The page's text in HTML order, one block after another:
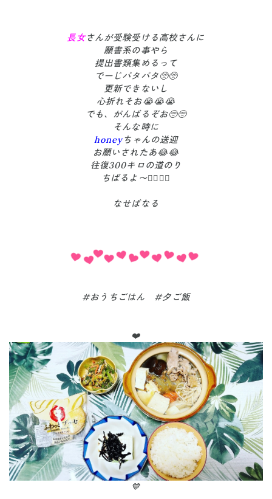
長女さんが受験受ける高校さんに
願書系の事やら
提出書類集めるって
でーじパタパタ🥺🥺
更新できないし
心折れそお😭😭😭
でも、がんばるぞお🥺🥺
そんな時に
honeyちゃんの送迎
お願いされたあ😂😂
往復300キロの道のり
ちばるよ〜✊🏻✊🏻
なせばなる
#おうちごはん #夕ご飯
❤️
💙